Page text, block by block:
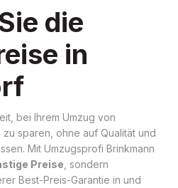
die
in
bei Ihrem Umzug von
sparen, ohne auf Qualität und
Mit Umzugsprofi Brinkmann
Preise , sondern
Best-Preis-Garantie in und